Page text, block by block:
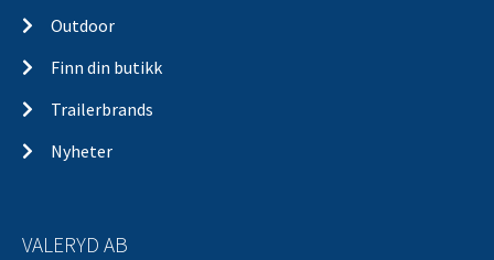
Outdoor
Finn din butikk
Trailerbrands
Nyheter
VALERYD AB